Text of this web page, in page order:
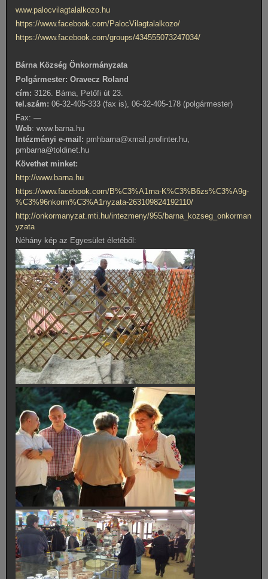
www.palocvilagtalalkozo.hu
https://www.facebook.com/PalocVilagtalalkozo/
https://www.facebook.com/groups/434555073247034/
Bárna Község Önkormányzata
Polgármester: Oravecz Roland
cím: 3126. Bárna, Petőfi út 23.
tel.szám: 06-32-405-333 (fax is), 06-32-405-178 (polgármester)
Fax: —
Web: www.barna.hu
Intézményi e-mail: pmhbarna@xmail.profinter.hu,
pmbarna@toldinet.hu
Követhet minket:
http://www.barna.hu
https://www.facebook.com/B%C3%A1rna-K%C3%B6zs%C3%A9g-
%C3%96nkorm%C3%A1nyzata-263109824192110/
http://onkormanyzat.mti.hu/intezmeny/955/barna_kozseg_onkorman
yzata
Néhány kép az Egyesület életéből: